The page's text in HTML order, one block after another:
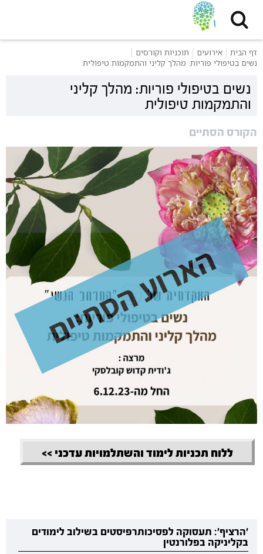
דף הבית אירועים
תוכניות וקורסים
נשים בטיפולי פוריות: מהלך קליני והתמקמות טיפולית
נשים בטיפולי פוריות: מהלך קליני
והתמקמות טיפולית
הקורס הסתיים
ללוח תכניות לימוד והשתלמויות עדכני >>
'הרציף': תעסוקה לפסיכותרפיסטים בשילוב לימודים
בקליניקה בפלורנטין